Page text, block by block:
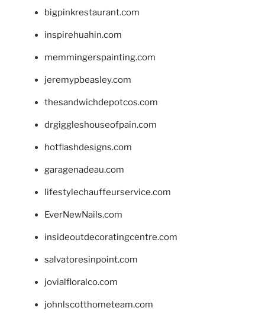
bigpinkrestaurant.com
inspirehuahin.com
memmingerspainting.com
jeremypbeasley.com
thesandwichdepotcos.com
drgiggleshouseofpain.com
hotflashdesigns.com
garagenadeau.com
lifestylechauffeurservice.com
EverNewNails.com
insideoutdecoratingcentre.com
salvatoresinpoint.com
jovialfloralco.com
johnlscotthometeam.com